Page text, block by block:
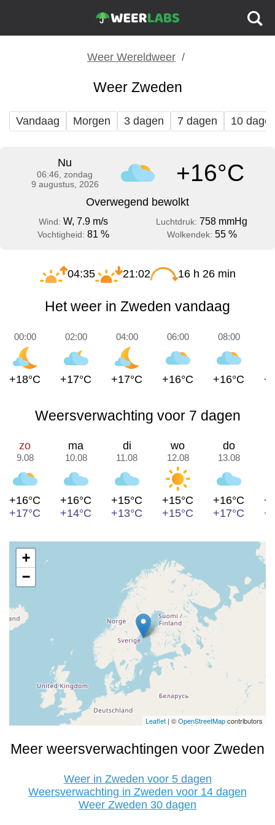
Weer Wereldweer
Weer Zweden
Vandaag Morgen 3 dagen 7 dagen 10
Nu
06:46, zondag
9 augustus, 2026
+16°C
Overwegend bewolkt
Wind: W, 7.9 m/s Luchtdruk: 758 mmHg
Vochtigheid: 81 % Wolkendek: 55 %
04:35 21:02 16 h 26 min
Het weer in Zweden vandaag
00:00
+18°C
02:00
+17°C
04:00
+17°C
06:00
+16°C
08:00
+16°C
Weersverwachting voor 7 dagen
zo
9.08
+16°C
+17°C
ma
10.08
+16°C
+14°C
di
11.08
+15°C
+13°C
wo
12.08
+15°C
+15°C
do
13.08
+16°C
+17°C
+
−
Leaflet | ©OpenStreetMapcontributors
Meer weersverwachtingen voor Zweden
Weer in Zweden voor 5 dagen
Weersverwachting in Zweden voor 14 dagen
Weer Zweden 30 dagen